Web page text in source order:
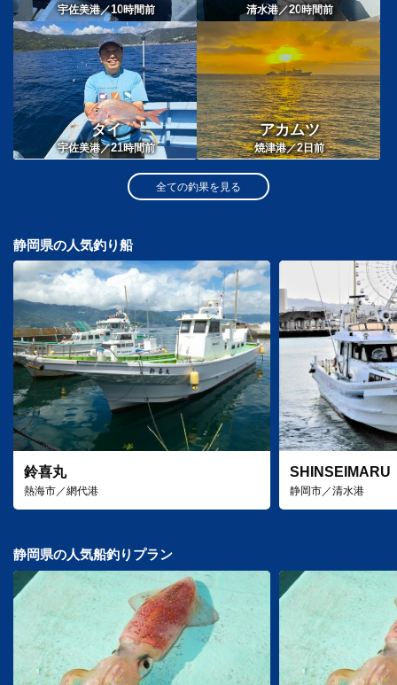
宇佐美港／10時間前 清水港／20時間前
タイ
宇佐美港／21時間前
アカムツ
焼津港／2日前
全ての釣果を見る
静岡県の人気釣り船
鈴喜丸
熱海市／網代港
SHINSEIMARU
静岡市／清水港
静岡県の人気船釣りプラン